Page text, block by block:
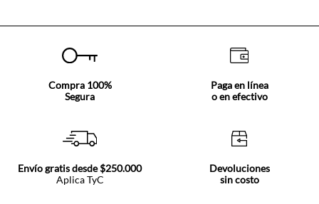
Compra 100%
Segura
Paga en línea
o en efectivo
Envío gratis desde $250.000
Aplica TyC
Devoluciones
sin costo